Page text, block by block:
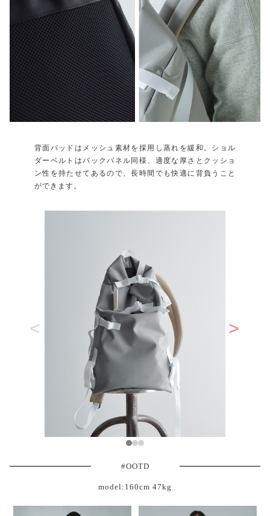
背面パッドはメッシュ素材を採用し蒸れを緩和。ショル
ダーベルトはバックパネル同様、適度な厚さとクッショ
ン性を持たせてあるので、長時間でも快適に背負うこと
ができます。
>
<
#OOTD
model:160cm 47kg